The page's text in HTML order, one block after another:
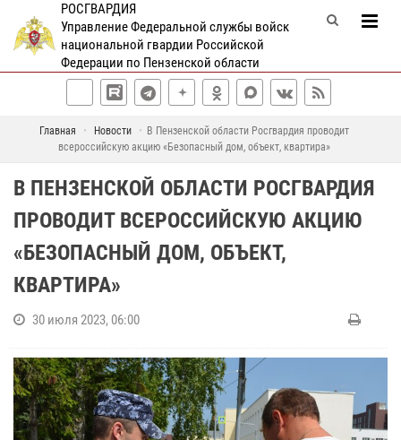
РОСГВАРДИЯ
Управление Федеральной службы войск
национальной гвардии Российской
Федерации по Пензенской области
Главная Новости
В Пензенской области Росгвардия проводит
всероссийскую акцию «Безопасный дом, объект, квартира»
В ПЕНЗЕНСКОЙ ОБЛАСТИ РОСГВАРДИЯ
ПРОВОДИТ ВСЕРОССИЙСКУЮ АКЦИЮ
«БЕЗОПАСНЫЙ ДОМ, ОБЪЕКТ,
КВАРТИРА»
30 июля 2023, 06:00